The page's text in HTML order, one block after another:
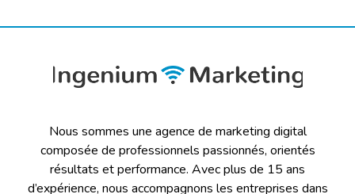
Nous sommes une agence de marketing digital
composée de professionnels passionnés, orientés
résultats et performance. Avec plus de 15 ans
d’expérience, nous accompagnons les entreprises dans